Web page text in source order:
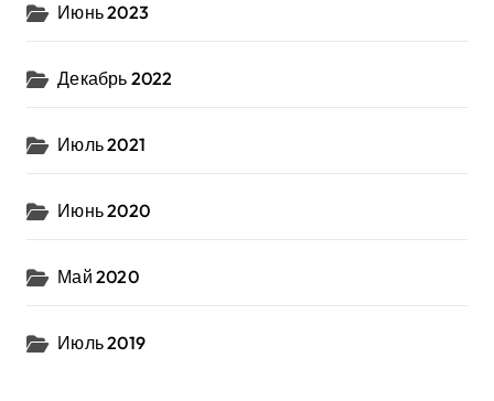
Июнь 2023
Декабрь 2022
Июль 2021
Июнь 2020
Май 2020
Июль 2019